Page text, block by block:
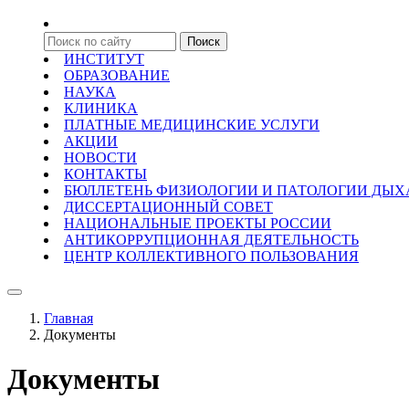
ИНСТИТУТ
ОБРАЗОВАНИЕ
НАУКА
КЛИНИКА
ПЛАТНЫЕ МЕДИЦИНСКИЕ УСЛУГИ
АКЦИИ
НОВОСТИ
КОНТАКТЫ
БЮЛЛЕТЕНЬ ФИЗИОЛОГИИ И ПАТОЛОГИИ
ДИССЕРТАЦИОННЫЙ СОВЕТ
НАЦИОНАЛЬНЫЕ ПРОЕКТЫ РОССИИ
АНТИКОРРУПЦИОННАЯ ДЕЯТЕЛЬНОСТЬ
ЦЕНТР КОЛЛЕКТИВНОГО ПОЛЬЗОВАНИЯ
Главная
Документы
Документы